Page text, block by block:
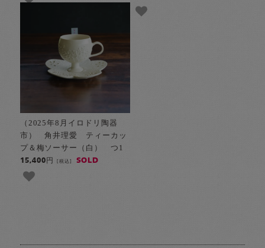
（2025年8月イロドリ陶器
市） 角井理愛 ティーカッ
プ＆梅ソーサー（白） つ1
15,400円[税込] SOLD